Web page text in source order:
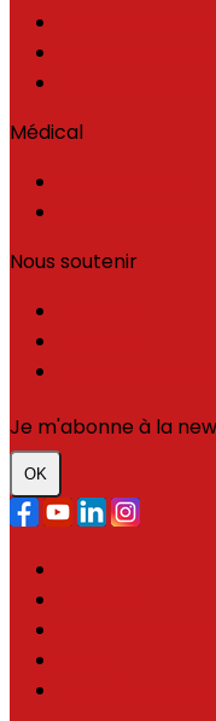
Médical
Nous soutenir
Je m'abonne à la
OK